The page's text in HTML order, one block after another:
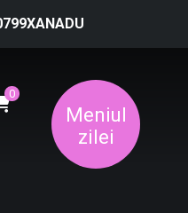
0
Meniul
zilei